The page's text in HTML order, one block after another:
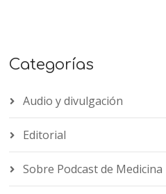
Categorías
Audio y divulgación
Editorial
Sobre Podcast de Medicina